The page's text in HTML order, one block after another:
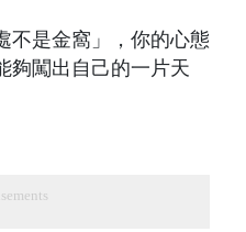
不是金窩」，你的心態
夠闖出自己的一片天